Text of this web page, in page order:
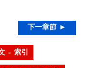
下一章節 ►
– 索引